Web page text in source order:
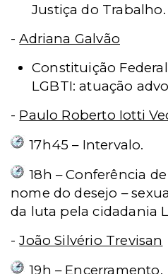
Justiça do Trabalho.
-Adriana Galvão
Constituição
LGBTI: atuação
- Paulo Roberto Iotti
17h45 – Intervalo.
18h – Conferência
nome do desejo –
da luta pela cidadania
-João Silvério Trevisan
19h – Encerramento.